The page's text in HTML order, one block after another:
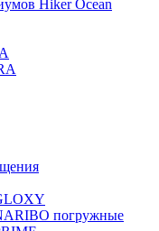
Hiker Ocean
погружные